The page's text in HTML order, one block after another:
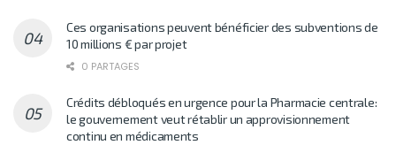
Ces organisations peuvent bénéficier des subventions de
10 millions € par projet
0 PARTAGES
Crédits débloqués en urgence pour la Pharmacie centrale:
le gouvernement veut rétablir un approvisionnement
continu en médicaments